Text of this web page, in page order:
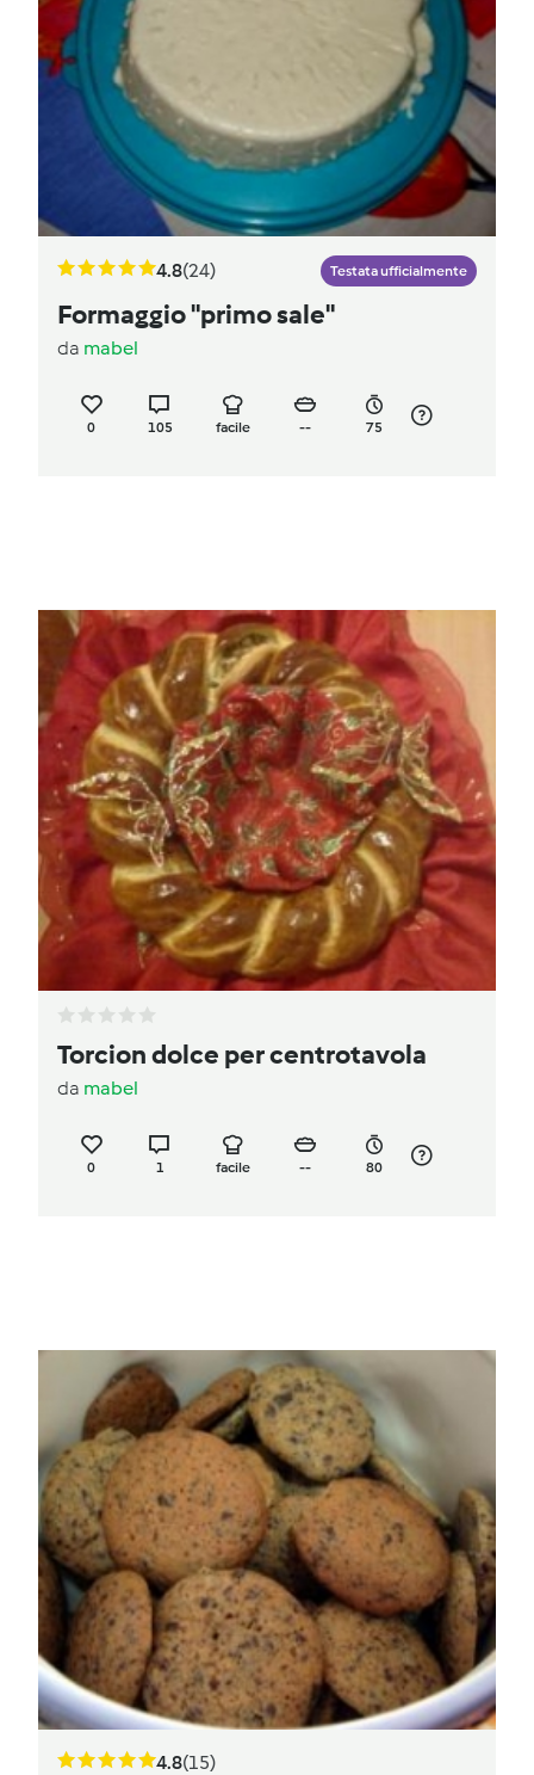
4.8(24) Testata ufficialmente
Formaggio "primo sale"
da mabel
0 105 facile -- 75
Torcion dolce per centrotavola
da mabel
0 1 facile -- 80
4.8(15)